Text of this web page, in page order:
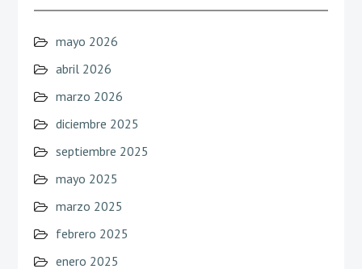
mayo 2026
abril 2026
marzo 2026
diciembre 2025
septiembre 2025
mayo 2025
marzo 2025
febrero 2025
enero 2025